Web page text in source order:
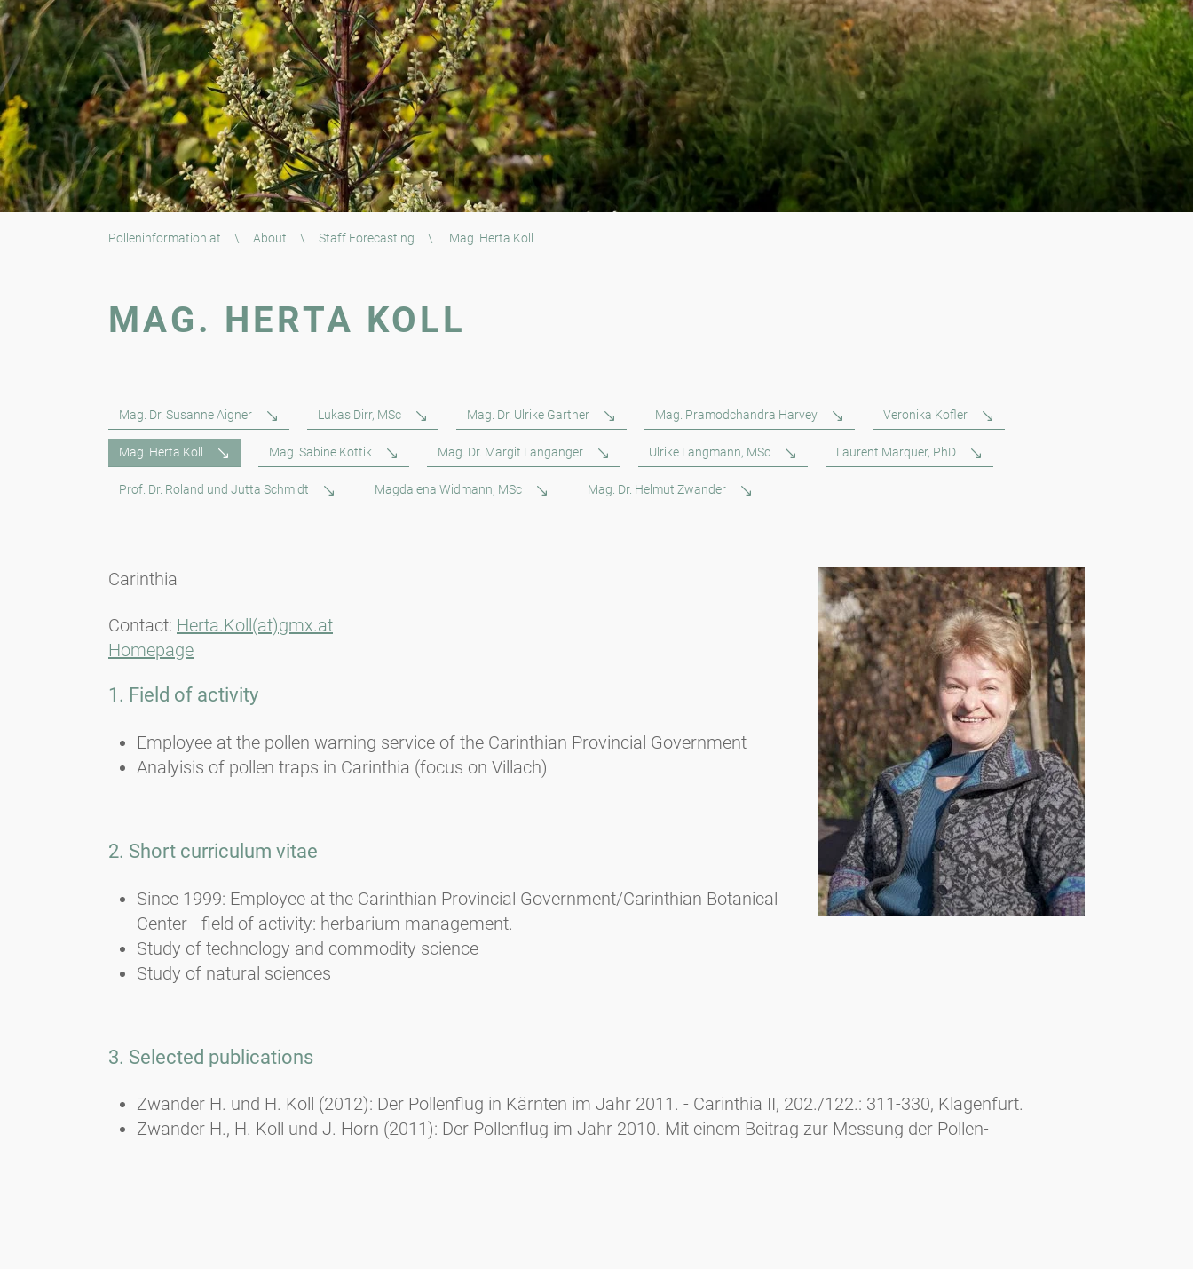
Polleninformation.at \ About \ Staff Forecasting \ Mag. Herta Koll
MAG. HERTA KOLL
Mag. Dr. Susanne Aigner Lukas Dirr, MSc Mag. Dr. Ulrike Gartner Mag. Pramodchandra Harvey Veronika Kofler
Mag. Herta Koll Mag. Sabine Kottik Mag. Dr. Margit Langanger Ulrike Langmann, MSc Laurent Marquer, PhD
Prof. Dr. Roland und Jutta Schmidt Magdalena Widmann, MSc Mag. Dr. Helmut Zwander
Carinthia
Contact: Herta.Koll(at)gmx.at
Homepage
1. Field of activity
Employee at the pollen warning service of the Carinthian Provincial Government
Analyisis of pollen traps in Carinthia (focus on Villach)
2. Short curriculum vitae
Since 1999: Employee at the Carinthian Provincial Government/Carinthian Botanical
Center - field of activity: herbarium management.
Study of technology and commodity science
Study of natural sciences
3. Selected publications
Zwander H. und H. Koll (2012): Der Pollenflug in Kärnten im Jahr 2011. - Carinthia II, 202./122.: 311-330, Klagenfurt.
Zwander H., H. Koll und J. Horn (2011): Der Pollenflug im Jahr 2010. Mit einem Beitrag zur Messung der Pollen-